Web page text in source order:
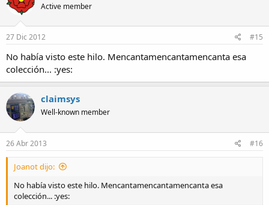
Active member
27 Dic 2012 #15
No había visto este hilo. Mencantamencantamencanta esa
colección... :yes:
claimsys
Well-known member
26 Abr 2013 #16
Joanot dijo:
No había visto este hilo. Mencantamencantamencanta esa
colección... :yes: